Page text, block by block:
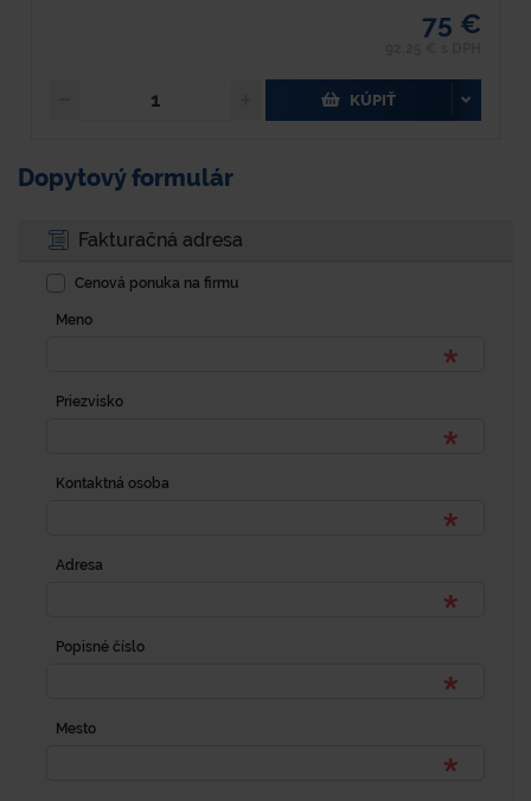
75 €
KÚPIŤ
Dopytový formulár
Fakturačná adresa
Cenová ponuka na firmu
Meno
Priezvisko
Kontaktná osoba
Adresa
Popisné číslo
Mesto